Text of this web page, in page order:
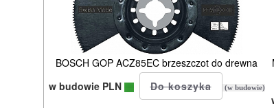
BOSCH GOP ACZ85EC brzeszczot do drewna
w budowie PLN
(w budowie)